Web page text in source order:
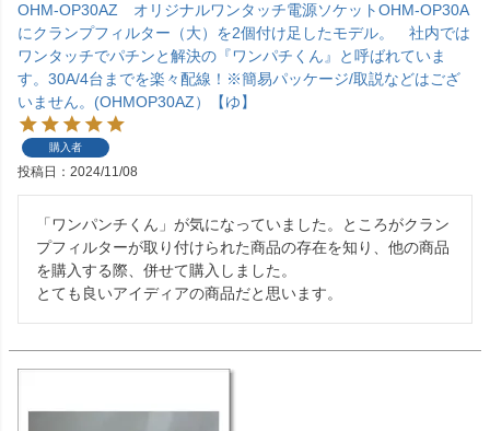
OHM-OP30AZ オリジナルワンタッチ電源ソケットOHM-OP30A
にクランプフィルター（大）を2個付け足したモデル。 社内では
ワンタッチでパチンと解決の『ワンパチくん』と呼ばれていま
す。30A/4台までを楽々配線！※簡易パッケージ/取説などはござ
いません。(OHMOP30AZ）【ゆ】
購入者
投稿日 2024/11/08
「ワンパンチくん」が気になっていました。ところがクラン
プフィルターが取り付けられた商品の存在を知り、他の商品
を購入する際、併せて購入しました。
とても良いアイディアの商品だと思います。